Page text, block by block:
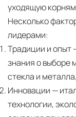
уходящую
Несколько
лидерами:
Традиции и опыт
знания о выборе
стекла и
Инновации —
технологии,